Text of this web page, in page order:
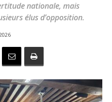
nationale, mais
élus d’opposition.